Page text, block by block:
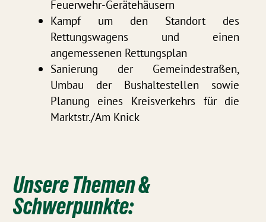
Feuerwehr-Gerätehäusern
Kampf um den Standort des
Rettungswagens und einen
angemessenen Rettungsplan
Sanierung der Gemeindestraßen,
Umbau der Bushaltestellen sowie
Planung eines Kreisverkehrs für die
Marktstr./Am Knick
Unsere Themen &
Schwerpunkte: